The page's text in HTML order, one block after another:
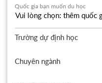
Quốc gia bạn muốn du học
Trường dự định học
Chuyên ngành